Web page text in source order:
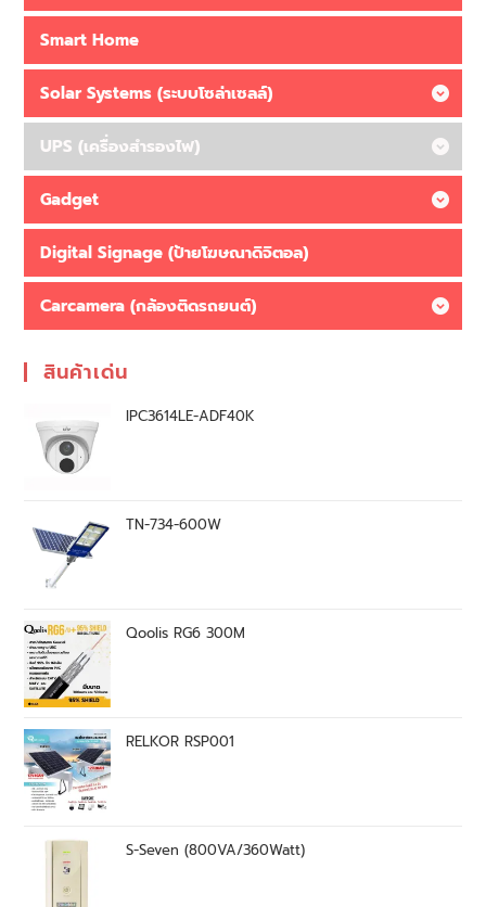
Smart Home
Solar Systems (ระบบโซล่าเซลล์)
UPS (เครื่องสำรองไฟ)
Gadget
Digital Signage (ป้ายโฆษณาดิจิตอล)
Carcamera (กล้องติดรถยนต์)
สินค้าเด่น
IPC3614LE-ADF40K
TN-734-600W
Qoolis RG6 300M
RELKOR RSP001
S-Seven (800VA/360Watt)